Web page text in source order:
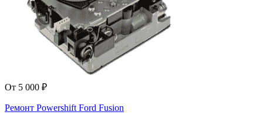
От 5 000 ₽
Ремонт Powershift Ford Fusion